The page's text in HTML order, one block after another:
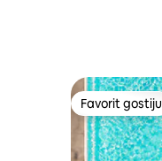
Favorit gostiju
Favorit gostiju